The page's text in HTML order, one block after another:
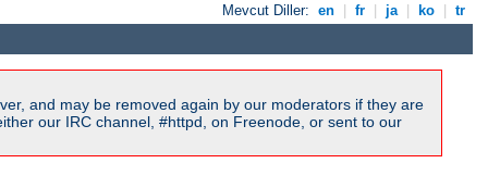
Mevcut Diller: en fr ja ko tr
and may be removed again by our moderators if they are
our IRC channel, #httpd, on Freenode, or sent to our